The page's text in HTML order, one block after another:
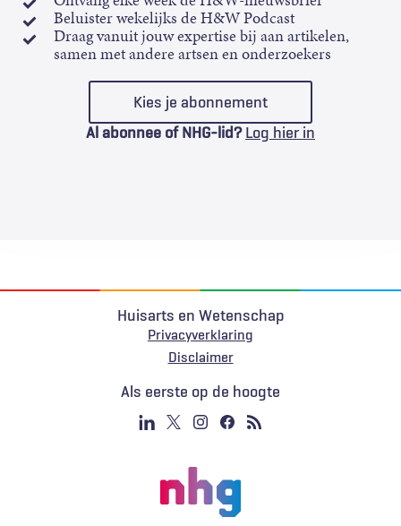
Beluister wekelijks de H&W Podcast
Draag vanuit jouw expertise bij aan artikelen,
samen met andere artsen en onderzoekers
Kies je abonnement
Al abonnee of NHG-lid? Log hier in
Huisarts en Wetenschap
Privacyverklaring
Voet
Disclaimer
Als eerste op de hoogte